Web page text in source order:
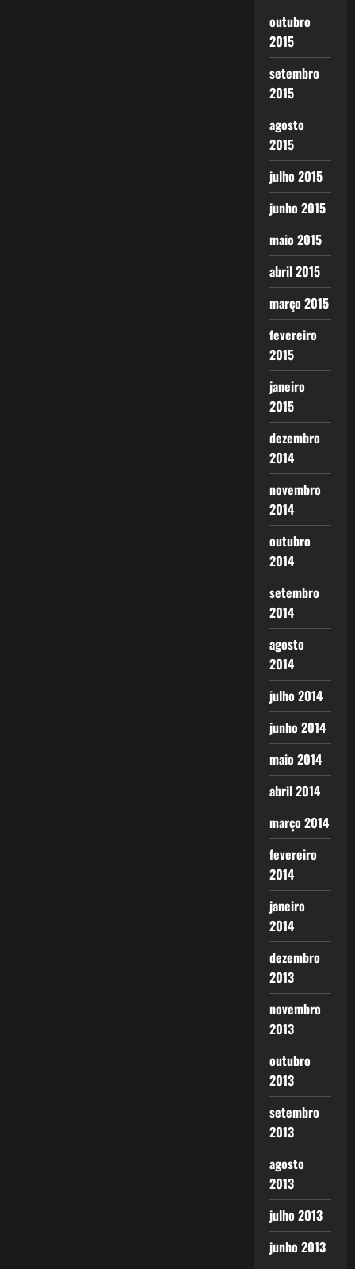
outubro
2015
setembro
2015
agosto
2015
julho 2015
junho 2015
maio 2015
abril 2015
março 2015
fevereiro
2015
janeiro
2015
dezembro
2014
novembro
2014
outubro
2014
setembro
2014
agosto
2014
julho 2014
junho 2014
maio 2014
abril 2014
março 2014
fevereiro
2014
janeiro
2014
dezembro
2013
novembro
2013
outubro
2013
setembro
2013
agosto
2013
julho 2013
junho 2013